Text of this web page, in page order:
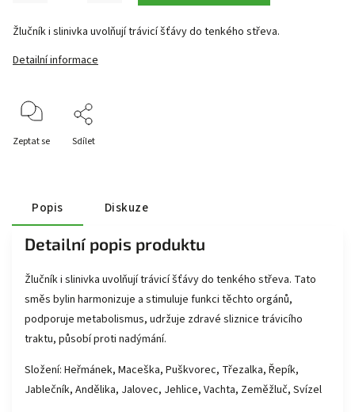
Žlučník i slinivka uvolňují trávicí šťávy do tenkého střeva.
Detailní informace
Zeptat se Sdílet
Popis Diskuze
Detailní popis produktu
Žlučník i slinivka uvolňují trávicí šťávy do tenkého střeva. Tato
směs bylin harmonizuje a stimuluje funkci těchto orgánů,
podporuje metabolismus, udržuje zdravé sliznice trávicího
traktu, působí proti nadýmání.
Složení: Heřmánek, Maceška, Puškvorec, Třezalka, Řepík,
Jablečník, Andělika, Jalovec, Jehlice, Vachta, Zeměžluč, Svízel